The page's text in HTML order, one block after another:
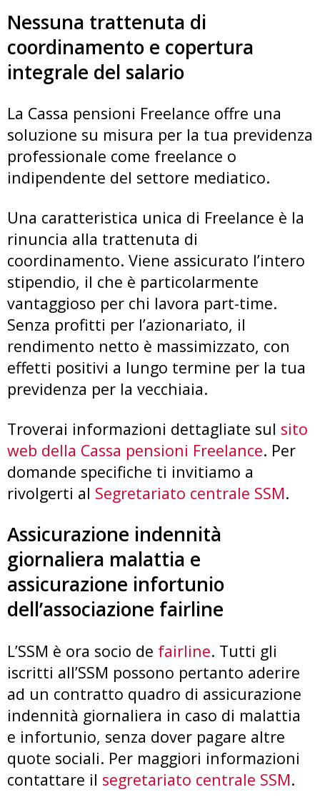
Nessuna trattenuta di
coordinamento e copertura
integrale del salario
La Cassa pensioni Freelance offre una
soluzione su misura per la tua previdenza
professionale come freelance o
indipendente del settore mediatico.
Una caratteristica unica di Freelance è la
rinuncia alla trattenuta di
coordinamento. Viene assicurato l’intero
stipendio, il che è particolarmente
vantaggioso per chi lavora part-time.
Senza profitti per l’azionariato, il
rendimento netto è massimizzato, con
effetti positivi a lungo termine per la tua
previdenza per la vecchiaia.
Troverai informazioni dettagliate sul sito
web della Cassa pensioni Freelance. Per
domande specifiche ti invitiamo a
rivolgerti al Segretariato centrale SSM.
Assicurazione indennità
giornaliera malattia e
assicurazione infortunio
dell’associazione fairline
L’SSM è ora socio de fairline. Tutti gli
iscritti all’SSM possono pertanto aderire
ad un contratto quadro di assicurazione
indennità giornaliera in caso di malattia
e infortunio, senza dover pagare altre
quote sociali. Per maggiori informazioni
contattare il segretariato centrale SSM.